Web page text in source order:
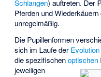
Schlangen) auftreten. Der
Pferden und
unregelmäßig.
Die Pupillenformen
sich im Laufe der Evolution
die spezifischenoptischen
jeweiligen